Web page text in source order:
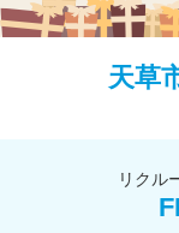
天草
リクル